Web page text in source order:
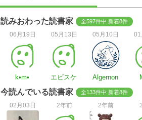
読みおわった読書家 全597件中 新着8件
06月19日
k•m•
05月13日
エビスケ
05月10日
Algernon
01
今読んでいる読書家 全133件中 新着8件
02月03日 2年前 2年前